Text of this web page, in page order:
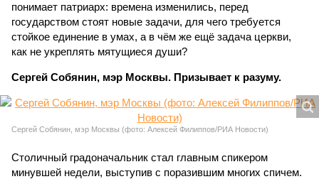
понимает патриарх: времена изменились, перед
государством стоят новые задачи, для чего требуется
стойкое единение в умах, а в чём же ещё задача церкви,
как не укреплять мятущиеся души?
Сергей Собянин, мэр Москвы. Призывает к разуму.
Сергей Собянин, мэр Москвы (фото: Алексей Филиппов/РИА Новости)
Столичный градоначальник стал главным спикером
минувшей недели, выступив с поразившим многих спичем.